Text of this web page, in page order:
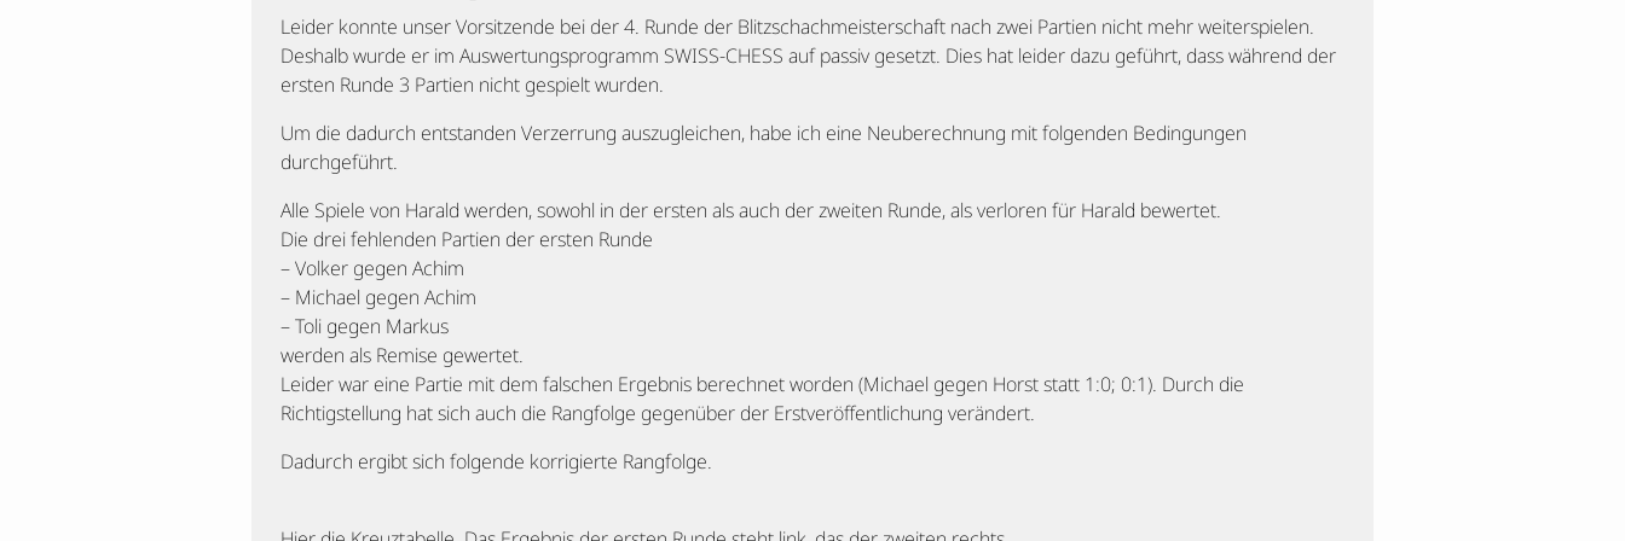
Leider konnte unser Vorsitzende bei der 4. Runde der Blitzschachmeisterschaft nach zwei Partien nicht mehr weiterspielen.
Deshalb wurde er im Auswertungsprogramm SWISS-CHESS auf passiv gesetzt. Dies hat leider dazu geführt, dass während der
ersten Runde 3 Partien nicht gespielt wurden.
Um die dadurch entstanden Verzerrung auszugleichen, habe ich eine Neuberechnung mit folgenden Bedingungen
durchgeführt.
Alle Spiele von Harald werden, sowohl in der ersten als auch der zweiten Runde, als verloren für Harald bewertet.
Die drei fehlenden Partien der ersten Runde
– Volker gegen Achim
– Michael gegen Achim
– Toli gegen Markus
werden als Remise gewertet.
Leider war eine Partie mit dem falschen Ergebnis berechnet worden (Michael gegen Horst statt 1:0; 0:1). Durch die
Richtigstellung hat sich auch die Rangfolge gegenüber der Erstveröffentlichung verändert.
Dadurch ergibt sich folgende korrigierte Rangfolge.